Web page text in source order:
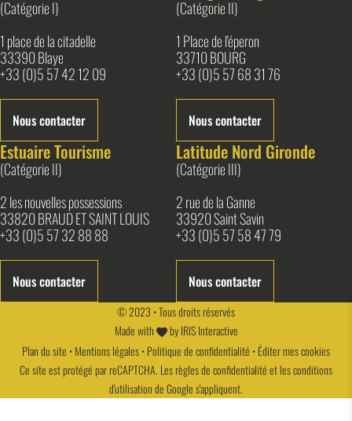
(Catégorie I)
1 place de la citadelle
33390 Blaye
+33 (0)5 57 42 12 09
Nous contacter
(Catégorie II)
1 Place de l'éperon
33710 BOURG
+33 (0)5 57 68 31 76
Nous contacter
Estuaire Tourisme
(Catégorie II)
2 les nouvelles possessions
33820 BRAUD ET SAINT LOUIS
+33 (0)5 57 32 88 88
Nous contacter
Latitude Nord Gironde
(Catégorie III)
2 rue de la Ganne
33920 Saint Savin
+33 (0)5 57 58 47 79
Nous contacter
© 2023 • Tous droits réservés
Made with
byIRIS Interactive
Plan du site •Mentions légales•Politique de confidentialité •Éditer mes cookies
Ce site est protégé par reCAPTCHA. Lesrègles de confidentialitéet lesconditions
d'utilisationde Google s'appliquent.